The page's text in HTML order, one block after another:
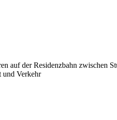
auf der Residenzbahn zwischen
und Verkehr